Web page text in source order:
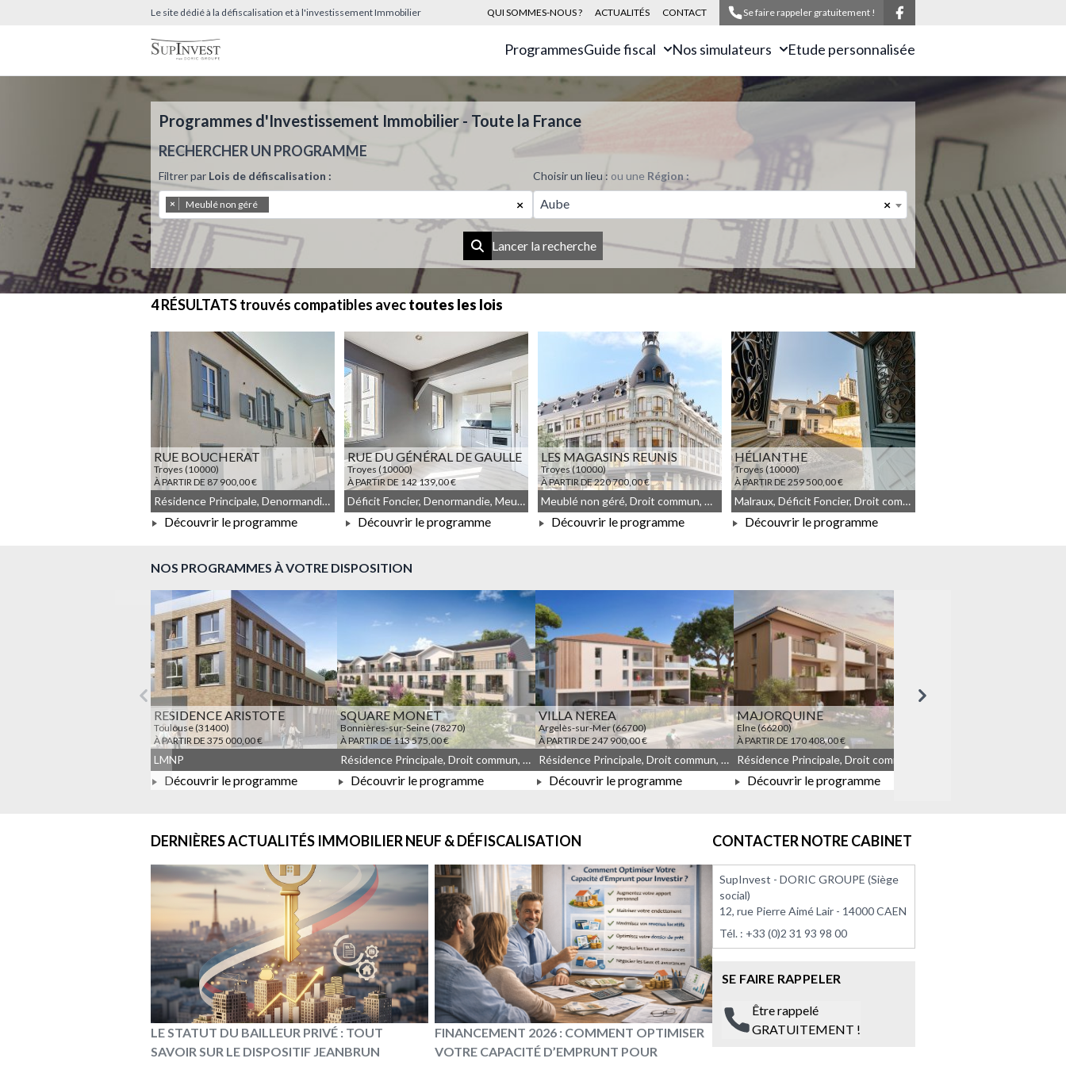
Le site dédié à la défiscalisation et à l'investissement Immobilier QUI SOMMES-NOUS ? ACTUALITÉS CONTACT Se faire rappeler gratuitement !
ProgrammesGuide fiscal Nos simulateurs Etude personnalisée
Programmes d'Investissement Immobilier - Toute la France
RECHERCHER UN PROGRAMME
Filtrer par Lois de défiscalisation :
×
× Meublé non géré
Choisir un lieu : ou une Région :
×
Aube
Lancer la recherche
4 RÉSULTATStrouvés compatibles avectoutes les lois
RUE BOUCHERAT
Troyes (10000)
À PARTIR DE 87 900,00 €
À PARTIR DE 87 900,00 €
Résidence Principale, Denormandie, Meublé non géré, Droit commun, Déficit Foncier
Découvrir le programme
RUE DU GÉNÉRAL DE GAULLE
Troyes (10000)
À PARTIR DE 142 139,00 €
À PARTIR DE 142 139,00 €
Déficit Foncier, Denormandie, Meublé non géré, Droit commun
Découvrir le programme
LES MAGASINS REUNIS
Troyes (10000)
À PARTIR DE 220 700,00 €
Meublé non géré, Droit commun, Malraux
Découvrir le programme
HÉLIANTHE
Troyes (10000)
À PARTIR DE 259 500,00 €
Malraux, Déficit Foncier, Droit commun, Meublé non géré, Denormandie
Découvrir le programme
NOS PROGRAMMES À VOTRE DISPOSITION
Précédent Suivant
RESIDENCE ARISTOTE
Toulouse (31400)
À PARTIR DE 375 000,00 €
À PARTIR DE 375 000,00 €
LMNP
Découvrir le programme
SQUARE MONET
Bonnières-sur-Seine (78270)
À PARTIR DE 113 575,00 €
À PARTIR DE 113 575,00 €
Résidence Principale, Droit commun, Meublé non géré, JEANBRUN, LLI, LLI_JEANBRUN
Découvrir le programme
VILLA NEREA
Argelès-sur-Mer (66700)
À PARTIR DE 247 900,00 €
À PARTIR DE 247 900,00 €
Résidence Principale, Droit commun, Meublé non géré, JEANBRUN
Découvrir le programme
MAJORQUINE
Elne (66200)
À PARTIR DE 170 408,00 €
À PARTIR DE 170 408,00 €
Découvrir le programme
DERNIÈRES ACTUALITÉS IMMOBILIER NEUF & DÉFISCALISATION
LE STATUT DU BAILLEUR PRIVÉ : TOUT
SAVOIR SUR LE DISPOSITIF JEANBRUN
FINANCEMENT 2026 : COMMENT OPTIMISER
VOTRE CAPACITÉ D’EMPRUNT POUR
CONTACTER NOTRE CABINET
SupInvest - DORIC GROUPE (Siège
social)
12, rue Pierre Aimé Lair - 14000 CAEN
Tél. : +33 (0)2 31 93 98 00
SE FAIRE RAPPELER
Être rappelé
GRATUITEMENT !